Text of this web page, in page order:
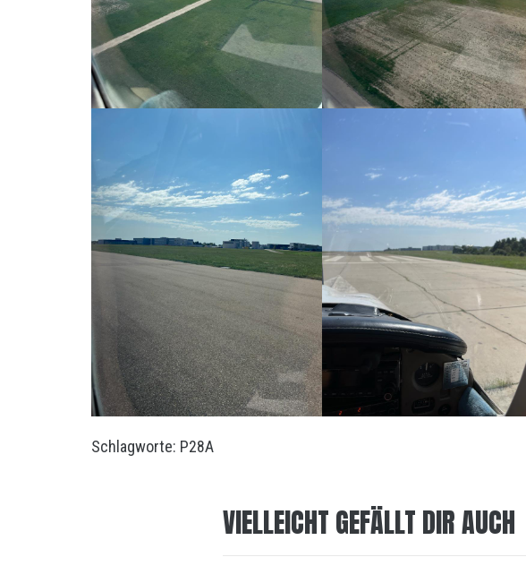
Schlagworte: P28A
VIELLEICHT GEFÄLLT DIR AUCH